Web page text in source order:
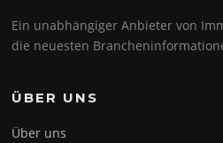
Ein unabhängiger Anbieter von
die neuesten
ÜBER UNS
Über uns